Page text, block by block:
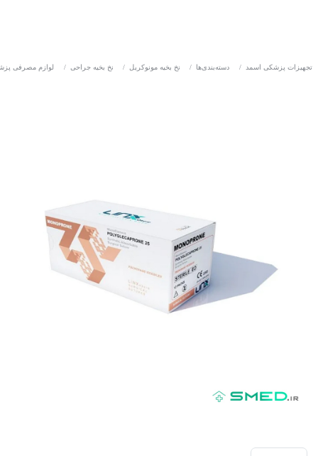
تجهیزات پزشکی اسمد / دسته‌بندی‌ها / نخ بخیه مونوکریل / نخ بخیه جراحی / لوازم مصرفی